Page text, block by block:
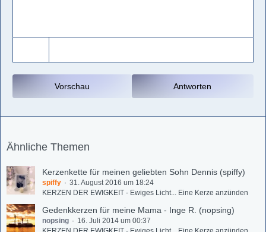
Antworten
Vorschau
Ähnliche Themen
Kerzenkette für meinen geliebten Sohn Dennis (spiffy)
spiffy
31. August 2016 um 18:24
KERZEN DER EWIGKEIT - Ewiges Licht... Eine Kerze anzünden
Gedenkkerzen für meine Mama - Inge R. (nopsing)
nopsing
16. Juli 2014 um 00:37